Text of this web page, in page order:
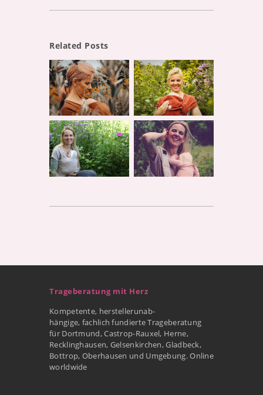
Related Posts
Trageberatung mit Herz
Kompetente, herstellerunab-
hängige, fachlich fundierte Trageberatung
für Dortmund, Castrop-Rauxel, Herne,
Recklinghausen, Gelsenkirchen, Gladbeck,
Bottrop, Oberhausen und Umgebung. Online
worldwide